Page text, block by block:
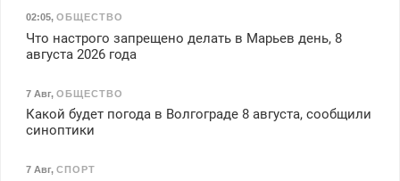
02:05, ОБЩЕСТВО
Что настрого запрещено делать в Марьев день, 8
августа 2026 года
7 Авг, ОБЩЕСТВО
Какой будет погода в Волгограде 8 августа, сообщили
синоптики
7 Авг, СПОРТ